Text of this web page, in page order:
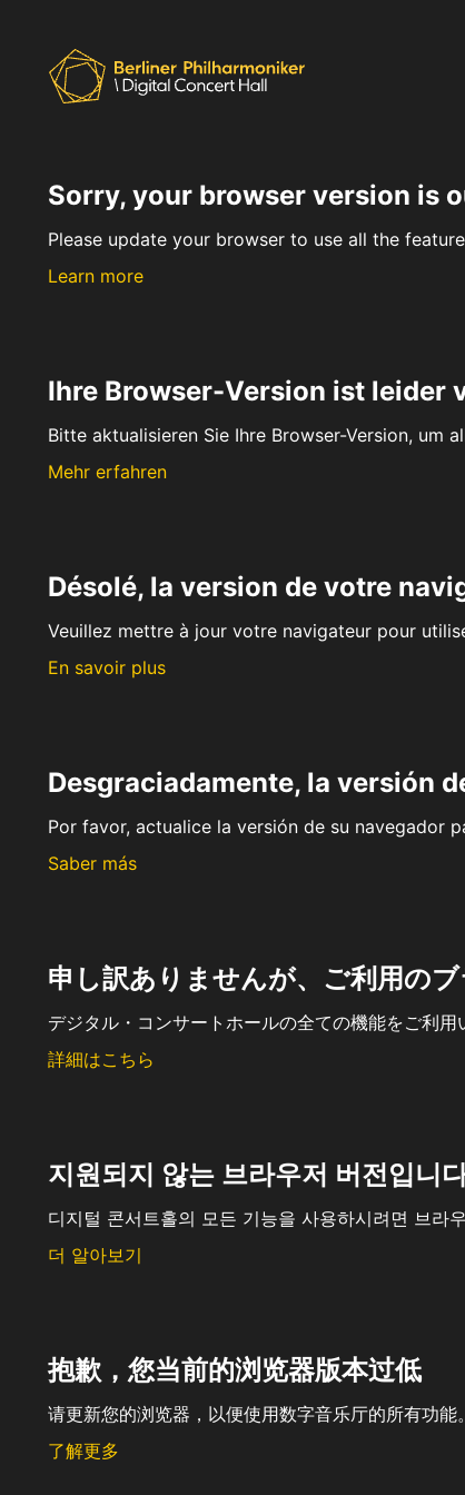
Sorry, your browser version is
Please update your browser to use all the
Learn more
Ihre Browser-Version ist leider
Bitte aktualisieren Sie Ihre Browser-Version, um
Mehr erfahren
Désolé, la version de votre
Veuillez mettre à jour votre navigateur pour
En savoir plus
Desgraciadamente, la versión
Por favor, actualice la versión de su navegador
Saber más
申し訳ありませんが、ご利用の
デジタル・コンサートホールの全ての機能をご利
詳細はこちら
지원되지 않는 브라우저 버전입니
디지털 콘서트홀의 모든 기능을 사용하시려면 브라
더 알아보기
抱歉，您当前的浏览器版本过低
请更新您的浏览器，以便使用数字音乐厅的所有功能。
了解更多